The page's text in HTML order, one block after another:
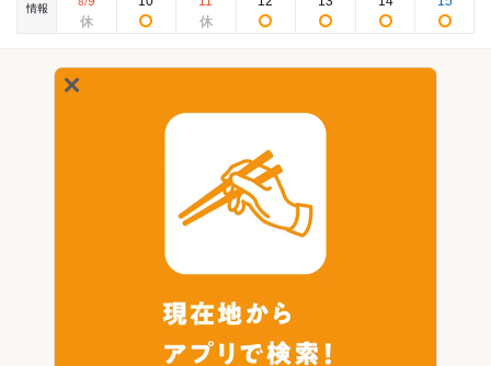
情報